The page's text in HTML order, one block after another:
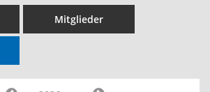
Mitglieder